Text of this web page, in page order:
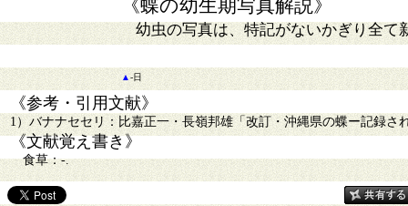
《蝶の幼生期写真解説》
幼虫の写真は、特記がないかぎり全て
▲-日
《参考・引用文献》
1）バナナセセリ：比嘉正一・長嶺邦雄「改訂・沖縄県の蝶ー記録さ
《文献覚え書き》
食草：-.